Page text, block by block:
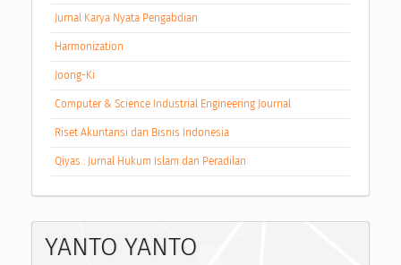
Jurnal Karya Nyata Pengabdian
Harmonization
Joong-Ki
Computer & Science Industrial Engineering Journal
Riset Akuntansi dan Bisnis Indonesia
Qiyas : Jurnal Hukum Islam dan Peradilan
YANTO YANTO